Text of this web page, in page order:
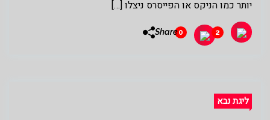
יותר כמו הניקס או הפייסרס ניצלו […]
2
0
Share
ליגת נבא